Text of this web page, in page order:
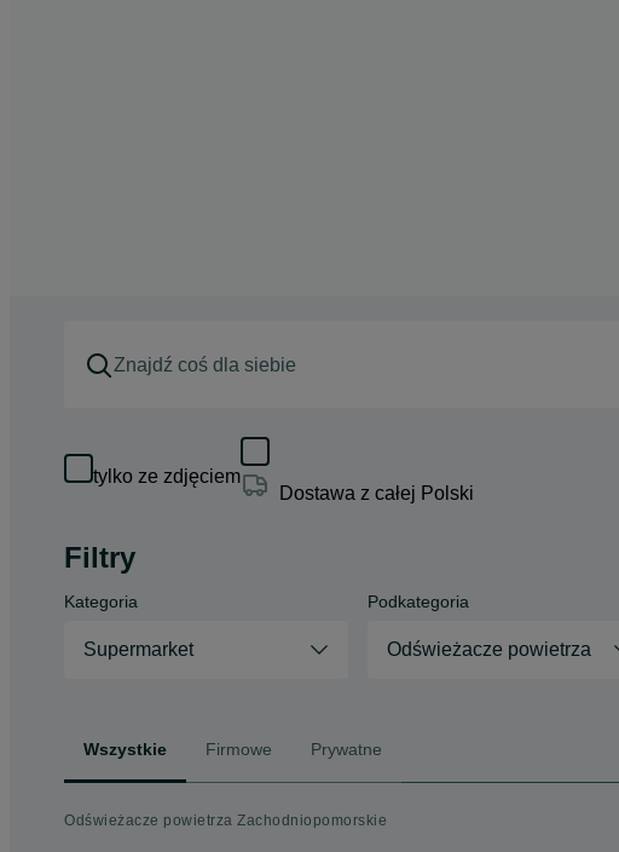
tylko ze zdjęciem
Dostawa z całej Polski
Filtry
Kategoria
Supermarket
Podkategoria
Odświeżacze powietrza
Wszystkie Firmowe Prywatne
Odświeżacze powietrza Zachodniopomorskie